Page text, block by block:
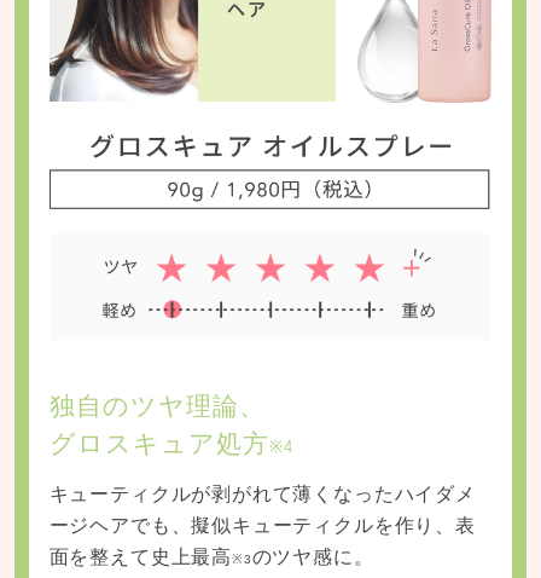
独自のツヤ理論、
グロスキュア処方※4
キューティクルが剥がれて薄くなったハイダメ
ージヘアでも、擬似キューティクルを作り、表
面を整えて史上最高※3のツヤ感に。